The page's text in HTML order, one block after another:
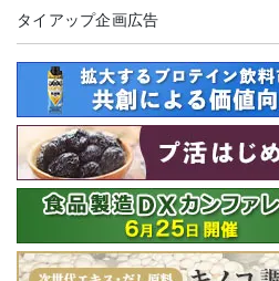
タイアップ企画広告